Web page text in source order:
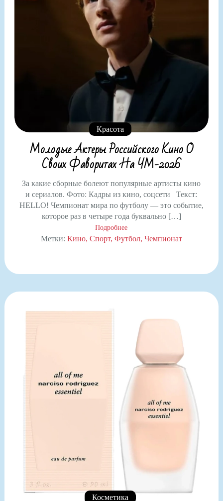
Красота
Молодые Актеры Российского Кино О
Своих Фаворитах На ЧМ-2026
За какие сборные болеют популярные артисты кино
и сериалов. Фото: Кадры из кино, соцсети Текст:
HELLO! Чемпионат мира по футболу — это событие,
которое раз в четыре года буквально […]
Подробнее
Метки: Кино Спорт Футбол Чемпионат
Косметика